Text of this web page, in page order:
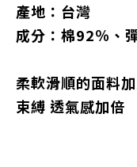
產地：台灣
成分：棉92％、
柔軟滑順的面料
束縛 透氣感加倍